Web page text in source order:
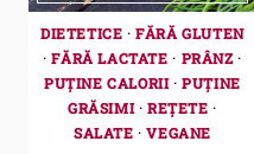
DIETETICE ·FĂRĂ GLUTEN
·FĂRĂ LACTATE · PRÂNZ·
PUȚINE CALORII·PUȚINE
GRĂSIMI·REȚETE ·
SALATE ·VEGANE